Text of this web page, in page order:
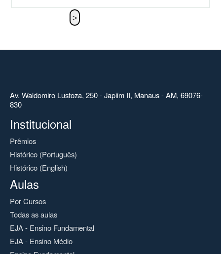
Av. Waldomiro Lustoza, 250 - Japiim II, Manaus - AM, 69076-
830
Institucional
Prêmios
Histórico (Português)
Histórico (English)
Aulas
Por Cursos
Todas as aulas
EJA - Ensino Fundamental
EJA - Ensino Médio